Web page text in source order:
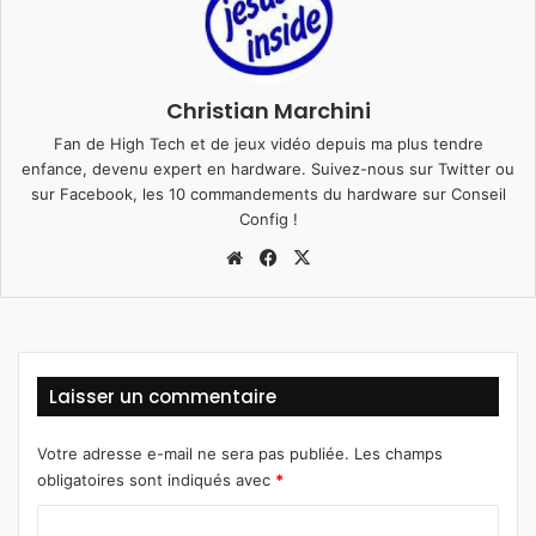
Christian Marchini
Fan de High Tech et de jeux vidéo depuis ma plus tendre
enfance, devenu expert en hardware. Suivez-nous sur Twitter ou
sur Facebook, les 10 commandements du hardware sur Conseil
Config !
We
Fa
Laisser un commentaire
Votre adresse e-mail ne sera pas publiée. Les champs
obligatoires sont indiqués avec *